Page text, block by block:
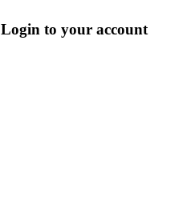
Login to your account